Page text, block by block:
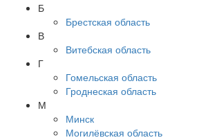
Б
Брестская область
В
Витебская область
Г
Гомельская область
Гроднеская область
М
Минск
Могилёвская область